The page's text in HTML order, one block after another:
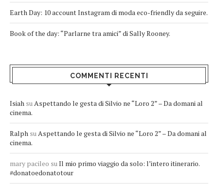
Earth Day: 10 account Instagram di moda eco-friendly da seguire.
Book of the day: “Parlarne tra amici” di Sally Rooney.
COMMENTI RECENTI
Isiah suAspettando le gesta di Silvio ne “Loro 2” – Da domani al
cinema.
Ralph suAspettando le gesta di Silvio ne “Loro 2” – Da domani al
cinema.
mary pacileo suIl mio primo viaggio da solo: l’intero itinerario.
#donatoedonatotour